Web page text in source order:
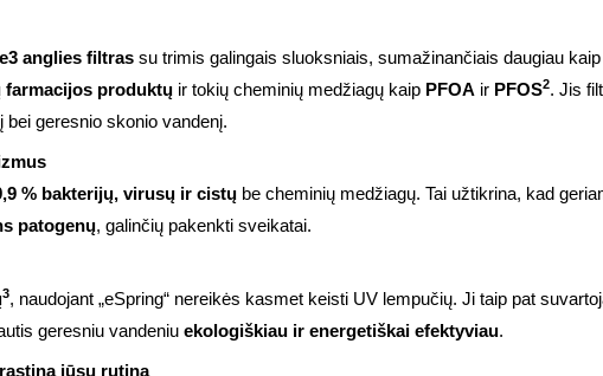
e3 anglies filtras su trimis galingais sluoksniais, sumažinančiais daugiau kaip
farmacijos produktų ir tokių cheminių medžiagų kaip PFOA ir PFOS2. Jis
geresnio skonio vandenį.
% bakterijų, virusų ir cistų be cheminių medžiagų. Tai užtikrina, kad
patogenų, galinčių pakenkti sveikatai.
3, naudojant „eSpring“ nereikės kasmet keisti UV lempučių. Ji taip pat
geresniu vandeniuekologiškiau ir energetiškai efektyviau.
jūsų rutiną